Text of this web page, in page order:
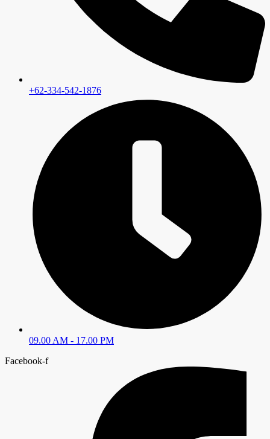
+62-334-542-1876
09.00 AM - 17.00 PM
Facebook-f